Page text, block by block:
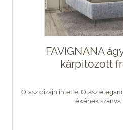
FAVIGNANA
kárpitozott
Olasz dizájn ihlette. Olasz
ékének szánva.